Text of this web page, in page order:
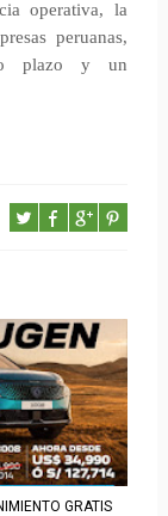
operativa, la
peruanas,
plazo y un
GRATIS